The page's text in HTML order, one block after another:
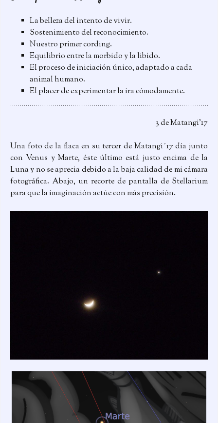
La belleza del intento de vivir.
Sostenimiento del reconocimiento.
Nuestro primer cording.
Equilibrio entre la morbido y la libido.
El proceso de iniciación único, adaptado a cada
animal humano.
El placer de experimentar la ira cómodamente.
3 de Matangi’17
Una foto de la flaca en su tercer de Matangi´17 día junto
con Venus y Marte, éste último está justo encima de la
Luna y no se aprecia debido a la baja calidad de mi cámara
fotográfica. Abajo, un recorte de pantalla de Stellarium
para que la imaginación actúe con más precisión.